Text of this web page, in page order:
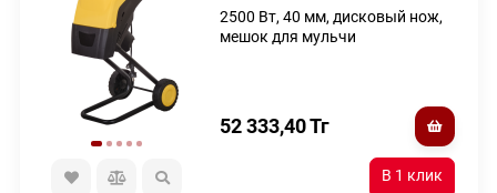
2500 Вт, 40 мм, дисковый нож,
мешок для мульчи
52 333,40Тг